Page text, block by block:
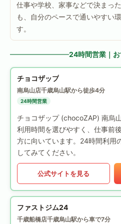
仕事や学校、家事などで決まっ
も、自分のペースで通いやすい
す。
24時間営業｜
チョコザップ
南烏山店千歳烏山駅から徒歩4分
24時間営業
チョコザップ (chocoZAP) 南烏
利用時間を選びやすく、仕事前
方に向いています。24時間利用
してみてください。
公式サイトを見る
ファストジム24
千歳船橋店千歳烏山駅から車で7分